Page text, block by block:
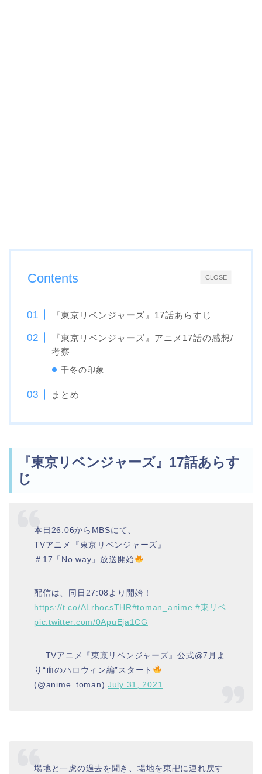
CLOSE
Contents
『東京リベンジャーズ』17話あらすじ
『東京リベンジャーズ』アニメ17話の感想/
考察
千冬の印象
まとめ
『東京リベンジャーズ』17話あらす
じ
本日26:06からMBSにて、
TVアニメ『東京リベンジャーズ』
＃17「No way」放送開始
配信は、同日27:08より開始！
https://t.co/ALrhocsTHR#toman_anime #東リベ
pic.twitter.com/0ApuEja1CG
— TVアニメ『東京リベンジャーズ』公式@7月よ
り“血のハロウィン編”スタート
(@anime_toman) July 31, 2021
場地と一虎の過去を聞き、場地を東卍に連れ戻す